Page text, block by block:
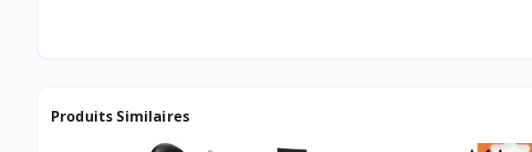
Produits Similaires